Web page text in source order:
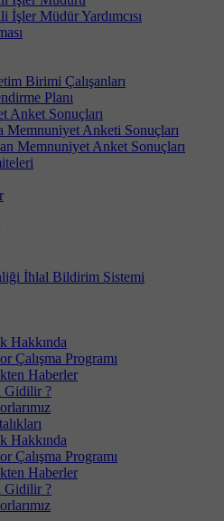
İşler Müdür Yardımcısı
Birimi Çalışanları
Planı
Anket Sonuçları
Memnuniyet Anketi Sonuçları
Memnuniyet Anket Sonuçları
İhlal Bildirim Sistemi
Hakkında
Çalışma Programı
Haberler
Gidilir ?
Hakkında
Çalışma Programı
Haberler
Gidilir ?